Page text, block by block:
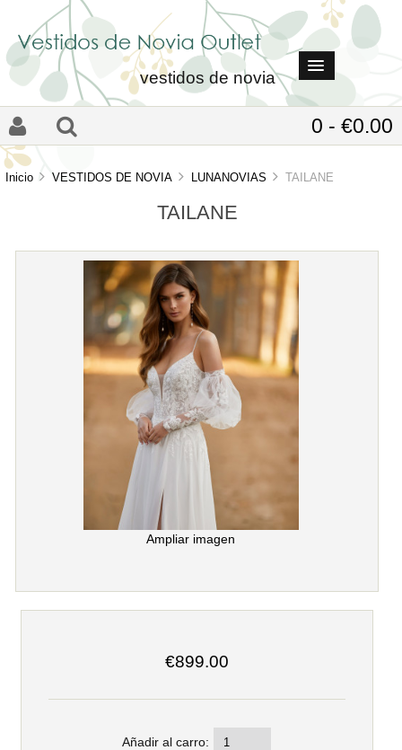
vestidos de novia
0 - €0.00
Inicio VESTIDOS DE NOVIA LUNANOVIAS TAILANE
TAILANE
Ampliar imagen
€899.00
Añadir al carro: